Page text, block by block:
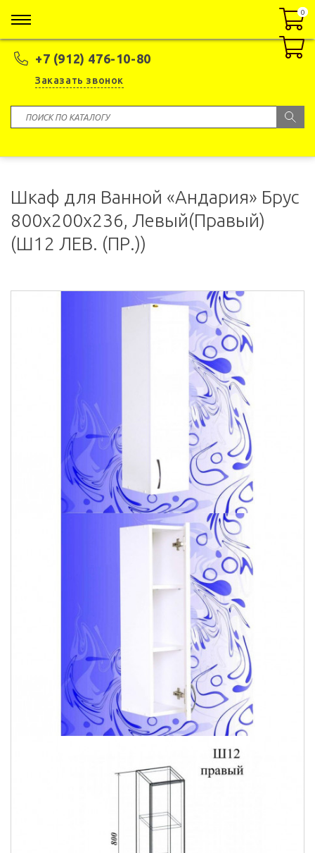
+7 (912) 476-10-80
Заказать звонок
0
0
Шкаф для Ванной «Андария» Брус
800x200x236, Левый(Правый)
(Ш12 ЛЕВ. (ПР.))